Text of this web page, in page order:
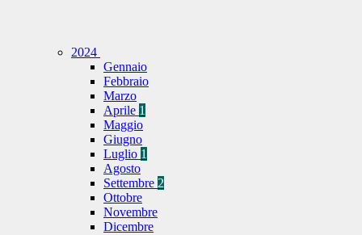
2024
Gennaio
Febbraio
Marzo
Aprile 1
Maggio
Giugno
Luglio 1
Agosto
Settembre 2
Ottobre
Novembre
Dicembre